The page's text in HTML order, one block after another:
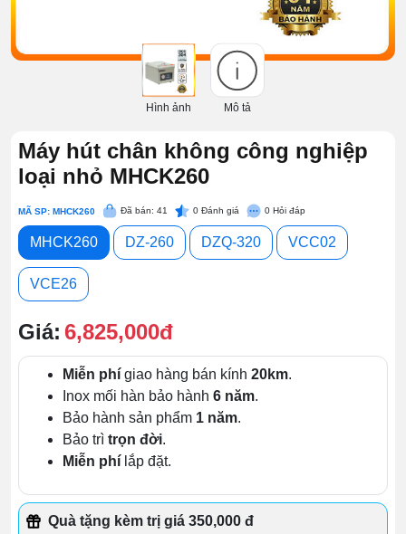
Hình ảnh Mô tả
Máy hút chân không công nghiệp
loại nhỏ MHCK260
MÃ SP: MHCK260 Đã bán: 41 0 Đánh giá 0 Hỏi đáp
MHCK260 DZ-260 DZQ-320 VCC02
VCE26
Giá: 6,825,000đ
Miễn phí giao hàng bán kính 20km.
Inox mối hàn bảo hành 6 năm.
Bảo hành sản phẩm 1 năm.
Bảo trì trọn đời.
Miễn phí lắp đặt.
Quà tặng kèm trị giá 350,000 đ